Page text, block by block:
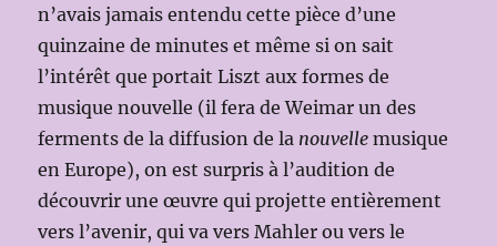
n’avais jamais entendu cette pièce d’une
quinzaine de minutes et même si on sait
l’intérêt que portait Liszt aux formes de
musique nouvelle (il fera de Weimar un des
ferments de la diffusion de la nouvelle musique
en Europe), on est surpris à l’audition de
découvrir une œuvre qui projette entièrement
vers l’avenir, qui va vers Mahler ou vers le